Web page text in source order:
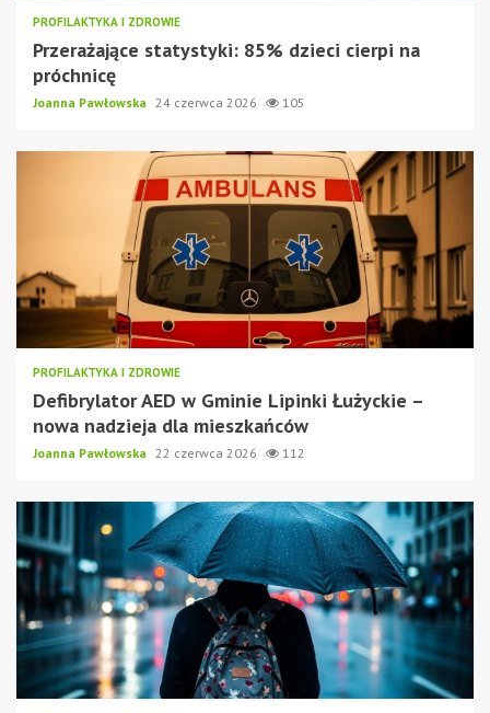
PROFILAKTYKA I ZDROWIE
Przerażające statystyki: 85% dzieci cierpi na
próchnicę
Joanna Pawłowska 24 czerwca 2026 105
PROFILAKTYKA I ZDROWIE
Defibrylator AED w Gminie Lipinki Łużyckie –
nowa nadzieja dla mieszkańców
Joanna Pawłowska 22 czerwca 2026 112